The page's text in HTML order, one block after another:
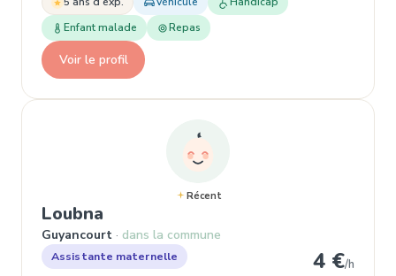
Enfant malade
Repas
Voir le profil
Récent
Loubna
Guyancourt dans la commune
Assistante maternelle 4 €/h